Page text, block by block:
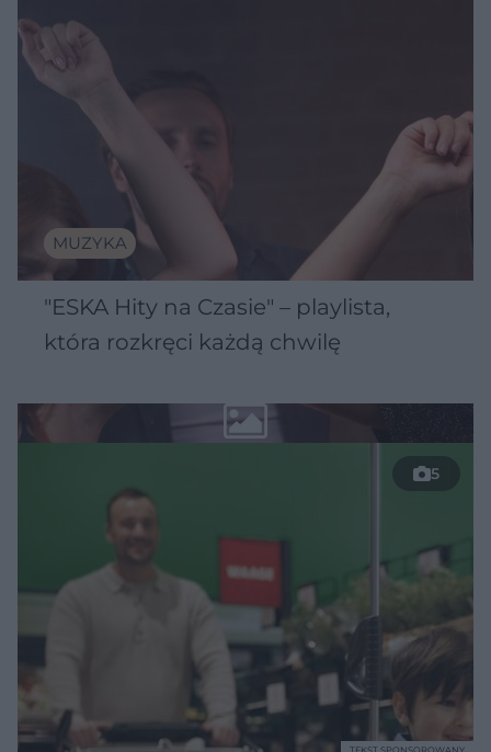
MUZYKA
"ESKA Hity na Czasie" – playlista,
która rozkręci każdą chwilę
5